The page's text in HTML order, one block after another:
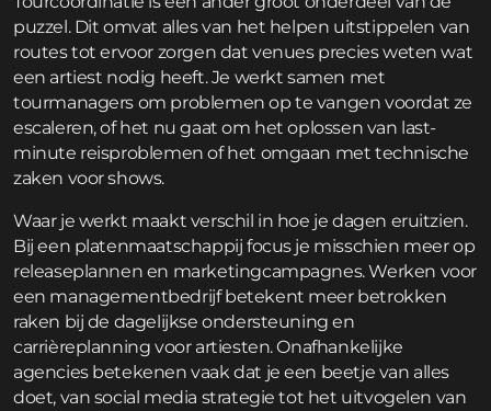
puzzel. Dit omvat alles van het helpen uitstippelen van
routes tot ervoor zorgen dat venues precies weten wat
een artiest nodig heeft. Je werkt samen met
tourmanagers om problemen op te vangen voordat ze
escaleren, of het nu gaat om het oplossen van last-
minute reisproblemen of het omgaan met technische
zaken voor shows.
Waar je werkt maakt verschil in hoe je dagen eruitzien.
Bij een platenmaatschappij focus je misschien meer op
releaseplannen en marketingcampagnes. Werken voor
een managementbedrijf betekent meer betrokken
raken bij de dagelijkse ondersteuning en
carrièreplanning voor artiesten. Onafhankelijke
agencies betekenen vaak dat je een beetje van alles
doet, van social media strategie tot het uitvogelen van